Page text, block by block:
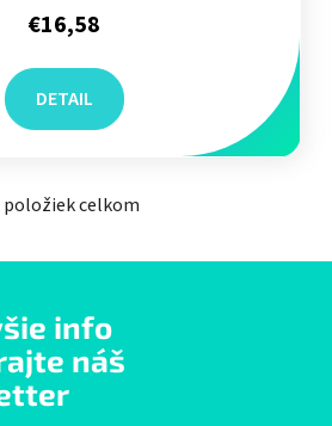
€16,58
DETAIL
Ovládacie prvky výpisu
položiek celkom
info
náš